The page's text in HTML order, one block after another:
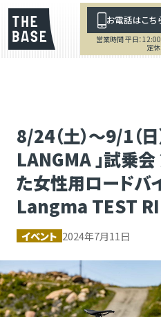
お電話はこち
営業時間 平日：
定
8/24（土）～9/1（
LANGMA 」試乗
た女性用ロードバ
Langma TEST
イベント 2024年7月11日